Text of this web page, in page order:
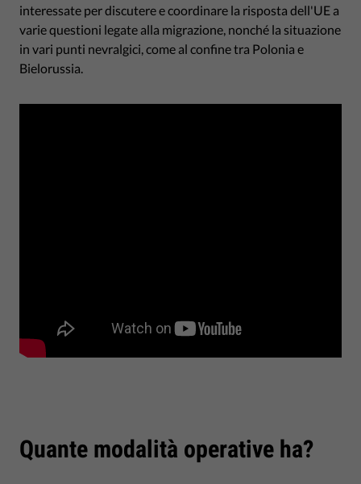
interessate per discutere e coordinare la risposta dell'UE a
varie questioni legate alla migrazione, nonché la situazione
in vari punti nevralgici, come al confine tra Polonia e
Bielorussia.
Quante modalità operative ha?